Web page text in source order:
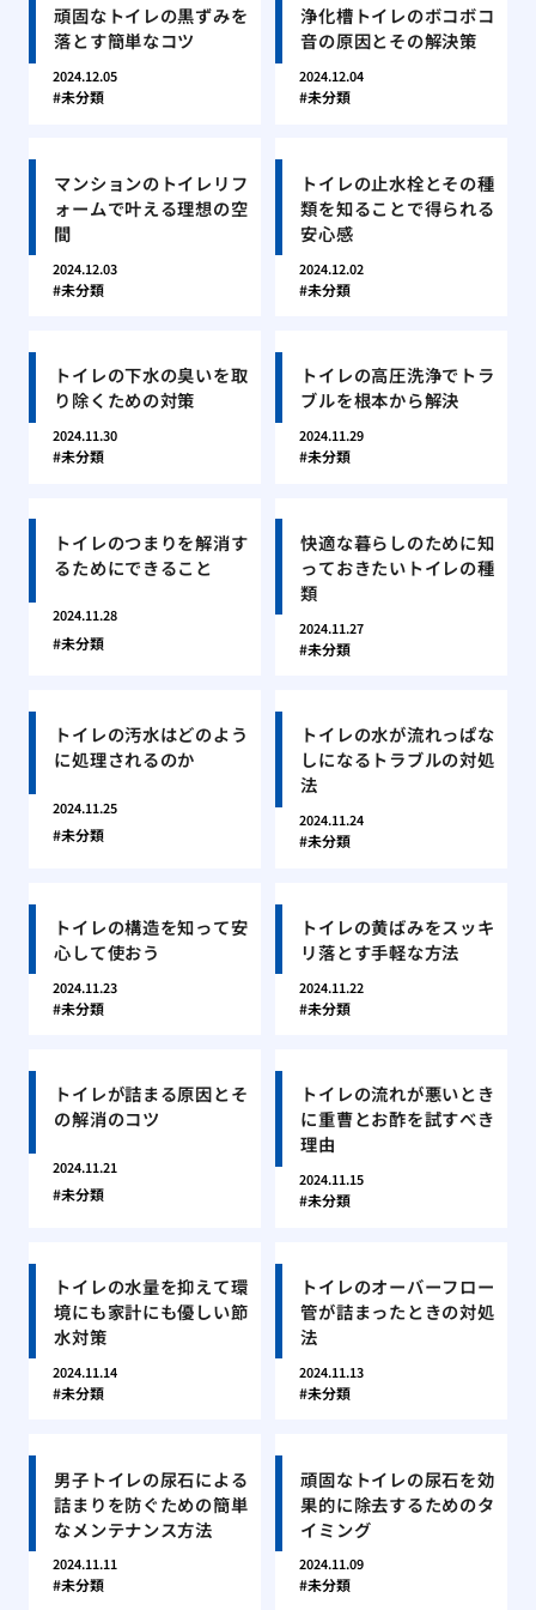
頑固なトイレの黒ずみを
落とす簡単なコツ
2024.12.05
未分類
浄化槽トイレのボコボコ
音の原因とその解決策
2024.12.04
未分類
マンションのトイレリフ
ォームで叶える理想の空
間
2024.12.03
未分類
トイレの止水栓とその種
類を知ることで得られる
安心感
2024.12.02
未分類
トイレの下水の臭いを取
り除くための対策
2024.11.30
未分類
トイレの高圧洗浄でトラ
ブルを根本から解決
2024.11.29
未分類
トイレのつまりを解消す
るためにできること
2024.11.28
未分類
快適な暮らしのために知
っておきたいトイレの種
類
2024.11.27
未分類
トイレの汚水はどのよう
に処理されるのか
2024.11.25
未分類
トイレの水が流れっぱな
しになるトラブルの対処
法
2024.11.24
未分類
トイレの構造を知って安
心して使おう
2024.11.23
未分類
トイレの黄ばみをスッキ
リ落とす手軽な方法
2024.11.22
未分類
トイレが詰まる原因とそ
の解消のコツ
2024.11.21
未分類
トイレの流れが悪いとき
に重曹とお酢を試すべき
理由
2024.11.15
未分類
トイレの水量を抑えて環
境にも家計にも優しい節
水対策
2024.11.14
未分類
トイレのオーバーフロー
管が詰まったときの対処
法
2024.11.13
未分類
男子トイレの尿石による
詰まりを防ぐための簡単
なメンテナンス方法
2024.11.11
未分類
頑固なトイレの尿石を効
果的に除去するためのタ
イミング
2024.11.09
未分類